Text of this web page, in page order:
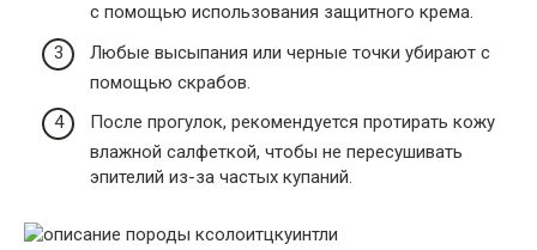
с помощью использования защитного крема.
Любые высыпания или черные точки убирают с
помощью скрабов.
После прогулок, рекомендуется протирать кожу
влажной салфеткой, чтобы не пересушивать
эпителий из-за частых купаний.